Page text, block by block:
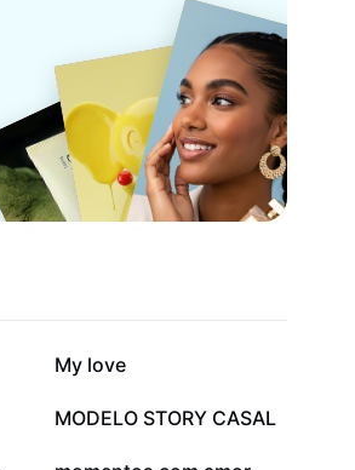
20,7 mil
My love
4,5 mil
MODELO STORY CASAL
446